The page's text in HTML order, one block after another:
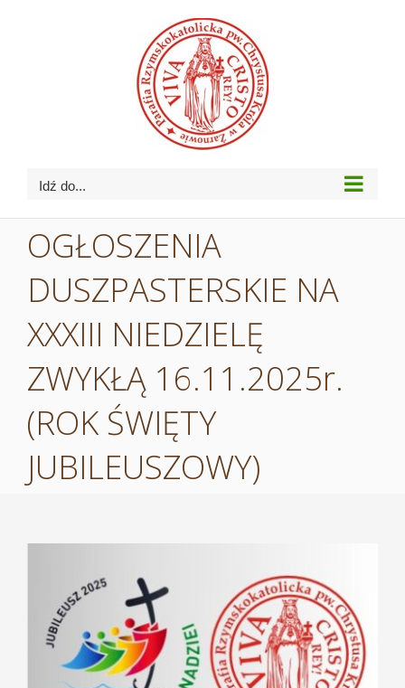
Idź do...
OGŁOSZENIA
DUSZPASTERSKIE NA
XXXIII NIEDZIELĘ
ZWYKŁĄ 16.11.2025r.
(ROK ŚWIĘTY
JUBILEUSZOWY)
obrazek